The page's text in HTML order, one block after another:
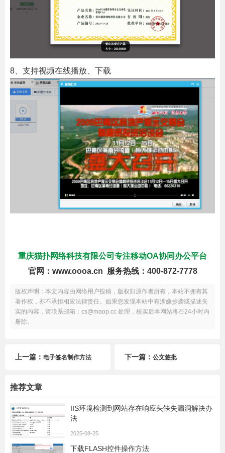
8、支持视频在线播放、下载
重庆猫扑网络科技有限公司专注移动OA协同办公平台
官网：www.oooa.cn 服务热线：400-872-7778
版权声明：本文内容由网络用户投稿，版权归原作者所有，本站不拥有其
著作权，亦不承担相应法律责任。如果您发现本站中有涉嫌抄袭或描述失
实的内容，请联系邮箱：cs@maop.cc 处理，核实后本网站将在24小时内
册除。
上一篇： 电子签名制作方法 下一篇：公文签批
推荐文章
IIS环境检测到网站存在响应头缺失漏洞解决办
法
2025-08-25
下载FLASH控件操作方法